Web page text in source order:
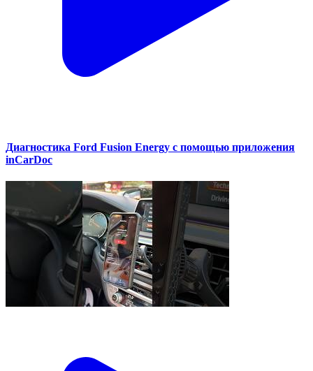
Диагностика Ford Fusion Energy с помощью приложения
inCarDoc